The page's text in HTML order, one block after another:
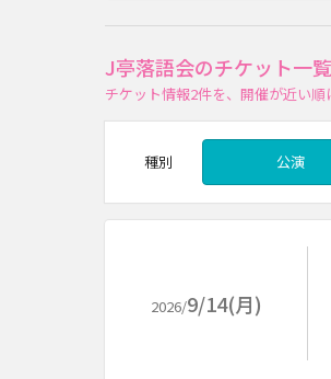
J亭落語会のチケット一覧
チケット情報2件を、開催が近い順
種別 公演
2026/9/14(月)